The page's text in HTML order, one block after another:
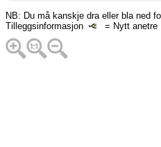
NB: Du må kanskje dra eller bla ned
Tilleggsinformasjon
= Nytt anetre